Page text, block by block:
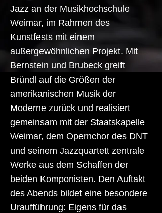
Jazz an der Musikhochschule
Weimar, im Rahmen des
Kunstfests mit einem
außergewöhnlichen Projekt. Mit
Bernstein und Brubeck greift
Bründl auf die Größen der
amerikanischen Musik der
Moderne zurück und realisiert
gemeinsam mit der Staatskapelle
Weimar, dem Opernchor des DNT
und seinem Jazzquartett zentrale
Werke aus dem Schaffen der
beiden Komponisten. Den Auftakt
des Abends bildet eine besondere
Uraufführung: Eigens für das